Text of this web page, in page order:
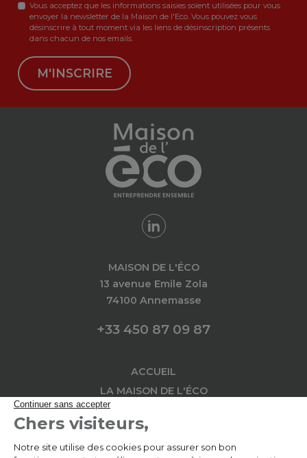
Vous acceptez que les informations saisies soient utilisées pour vous
envoyer la newsletter de la Maison de l'Eco. Vous pouvez vous
désinscrire à tout moment via les liens de désinscription présents
dans chacun de nos emails.
M'INSCRIRE
MAISON DE L'ÉCO
13 avenue Emile Zola
74100 Annemasse
+33 450 87 09 87
ACCUEIL
LA MAISON DE L'ÉCO
IMPLANTATION
L'ACTU